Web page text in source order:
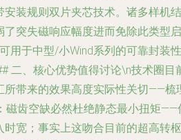
装规则双片夹芯技术。诸多样机结
突失磁响应幅度进而免除此类型启
用于中型/小Wind系列的可靠封装性
二、核心优势值得讨论\n技术圈目
所带来的效果高度实际性关切——梳
磁齿空缺必然杜绝静态最小扭矩——
宽；事实上这吻合目前的超高转枢